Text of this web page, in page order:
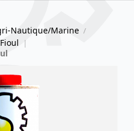
Nautique/Marine /
|